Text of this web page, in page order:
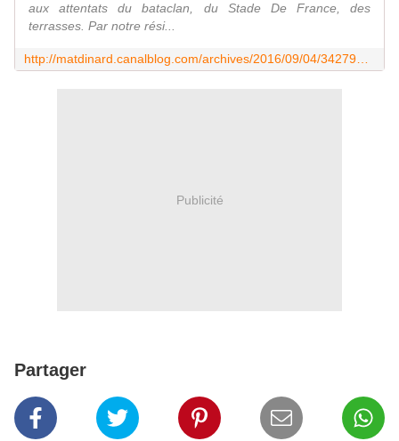
aux attentats du bataclan, du Stade De France, des
terrasses. Par notre rési...
Publicité
Partager